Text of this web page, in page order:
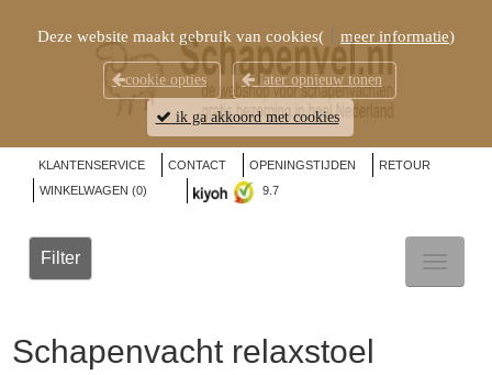
KLANTENSERVICE CONTACT OPENINGSTIJDEN
RETOUR
WINKELWAGEN (0) 9.7
Filter
Schapenvacht relaxstoel
Deze website maakt gebruik van cookies( meer informatie)
cookie opties later opnieuw tonen
ik ga akkoord met cookies